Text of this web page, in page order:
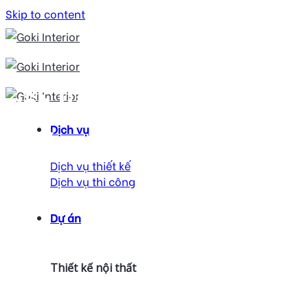
Skip to content
Dịch vụ
Dịch vụ thiết kế
Dịch vụ thi công
Dự án
Thiết kế nội thất
vật liệu trong nội
thất